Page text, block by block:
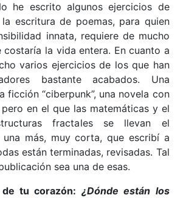
he escrito algunos ejercicios de
escritura de poemas, para quien
innata, requiere de mucho
costaría la vida entera. En cuanto a
varios ejercicios de los que han
bastante acabados. Una
ficción “ciberpunk”, una novela con
en el que las matemáticas y el
fractales se llevan el
más, muy corta, que escribí a
están terminadas, revisadas. Tal
sea una de esas.
tu corazón: ¿Dónde están los